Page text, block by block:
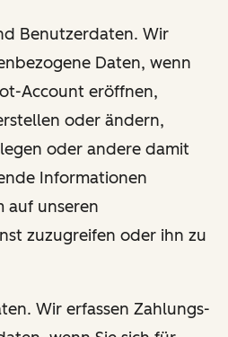
Benutzerdaten. Wir
Daten, wenn
Account eröffnen,
oder ändern,
oder andere damit
Informationen
auf unseren
zuzugreifen oder ihn zu
Wir erfassen Zahlungs-